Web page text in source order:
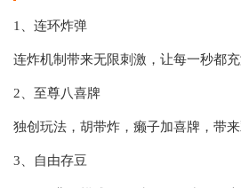
1、连环炸弹
连炸机制带来无限刺激，让每一秒都充
2、至尊八喜牌
独创玩法，胡带炸，癞子加喜牌，带来
3、自由存豆